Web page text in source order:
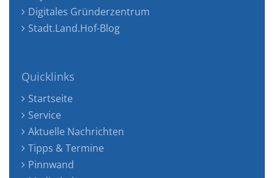
Digitales Gründerzentrum
Stadt.Land.Hof-Blog
Quicklinks
Startseite
Service
Aktuelle Nachrichten
Tipps & Termine
Pinnwand